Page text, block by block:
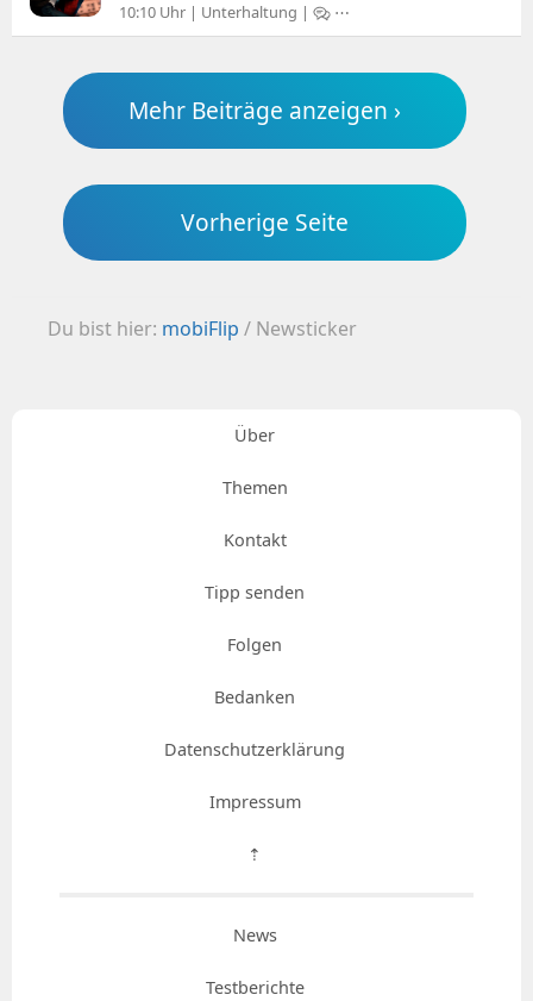
10:10 Uhr | Unterhaltung | ⋯
Mehr Beiträge anzeigen ›
Vorherige Seite
Du bist hier: mobiFlip / Newsticker
Über
Themen
Kontakt
Tipp senden
Folgen
Bedanken
Datenschutzerklärung
Impressum
⇡
News
Testberichte